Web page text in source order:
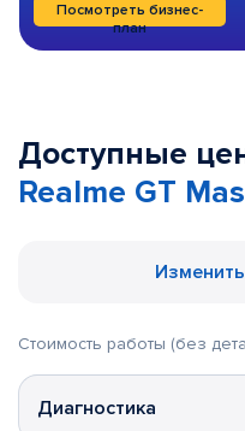
Посмотреть бизнес-
план
Доступные
Realme GT
Стоимость работы (без
Диагностика